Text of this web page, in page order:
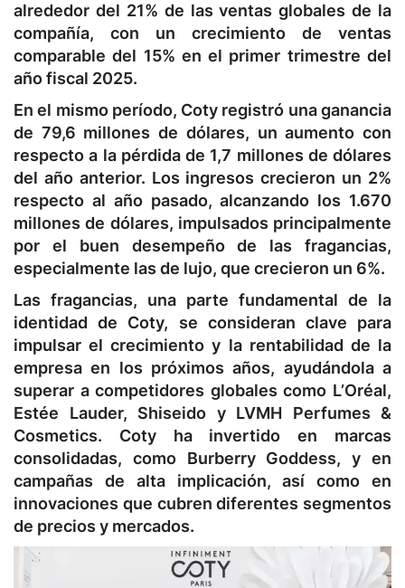
alrededor del 21% de las ventas globales de la
compañía, con un crecimiento de ventas
comparable del 15% en el primer trimestre del
año fiscal 2025.
En el mismo período, Coty registró una ganancia
de 79,6 millones de dólares, un aumento con
respecto a la pérdida de 1,7 millones de dólares
del año anterior. Los ingresos crecieron un 2%
respecto al año pasado, alcanzando los 1.670
millones de dólares, impulsados ​​principalmente
por el buen desempeño de las fragancias,
especialmente las de lujo, que crecieron un 6%.
Las fragancias, una parte fundamental de la
identidad de Coty, se consideran clave para
impulsar el crecimiento y la rentabilidad de la
empresa en los próximos años, ayudándola a
superar a competidores globales como L’Oréal,
Estée Lauder, Shiseido y LVMH Perfumes &
Cosmetics. Coty ha invertido en marcas
consolidadas, como Burberry Goddess, y en
campañas de alta implicación, así como en
innovaciones que cubren diferentes segmentos
de precios y mercados.